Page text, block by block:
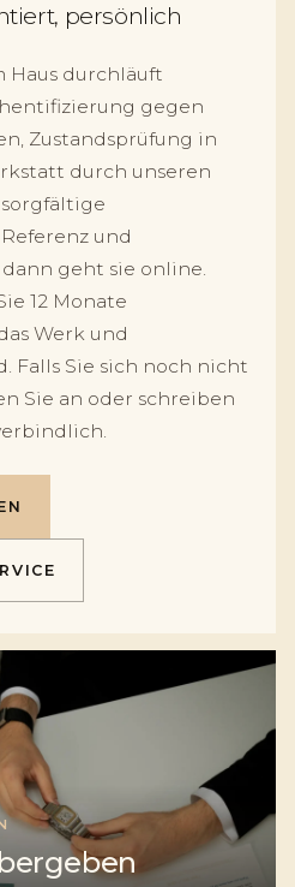
persönlich
Haus durchläuft
gegen
Zustandsprüfung in
durch unseren
und
geht sie online.
12 Monate
Werk und
Falls Sie sich noch nicht
Sie an oder schreiben